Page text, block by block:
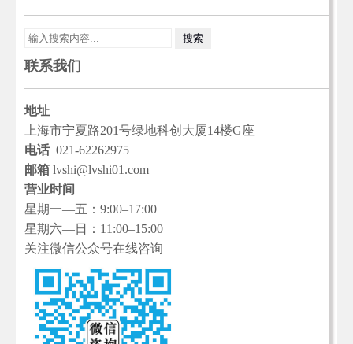
联系我们
地址
上海市宁夏路201号绿地科创大厦14楼G座
电话 021-62262975
邮箱 lvshi@lvshi01.com
营业时间
星期一—五：9:00–17:00
星期六—日：11:00–15:00
关注微信公众号在线咨询